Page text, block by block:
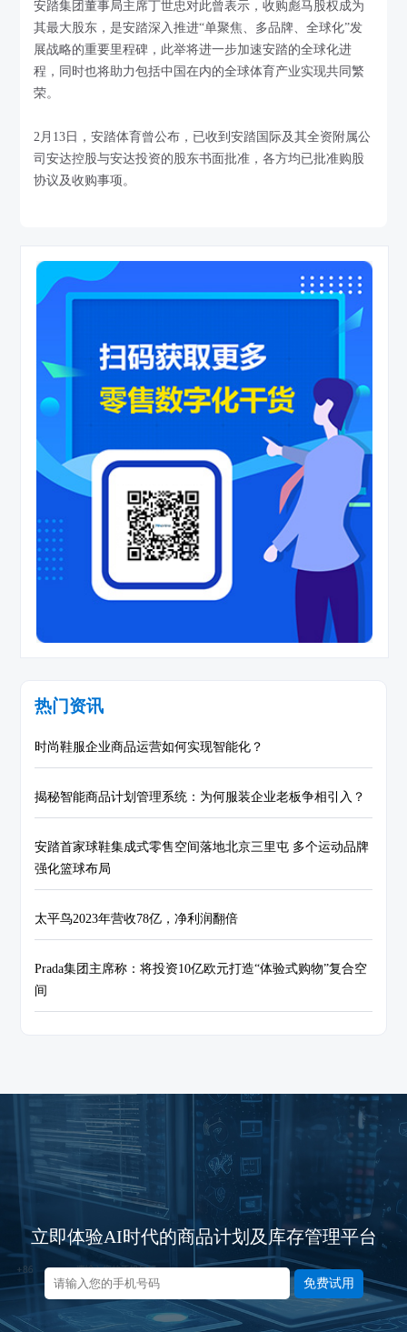
安踏集团董事局主席丁世忠对此曾表示，收购彪马股权成为
其最大股东，是安踏深入推进“单聚焦、多品牌、全球化”发
展战略的重要里程碑，此举将进一步加速安踏的全球化进
程，同时也将助力包括中国在内的全球体育产业实现共同繁
荣。
2月13日，安踏体育曾公布，已收到安踏国际及其全资附属公
司安达控股与安达投资的股东书面批准，各方均已批准购股
协议及收购事项。
热门资讯
时尚鞋服企业商品运营如何实现智能化？
揭秘智能商品计划管理系统：为何服装企业老板争相引入？
安踏首家球鞋集成式零售空间落地北京三里屯 多个运动品牌
强化篮球布局
太平鸟2023年营收78亿，净利润翻倍
Prada集团主席称：将投资10亿欧元打造“体验式购物”复合空
间
立即体验AI时代的商品计划及库存管理平台
免费试用